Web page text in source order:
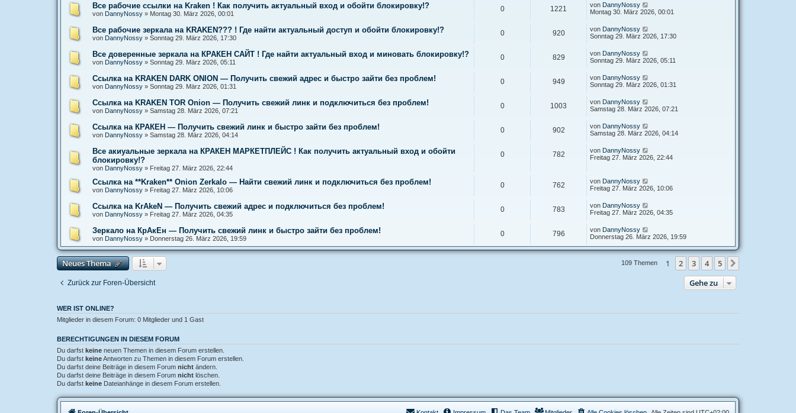
Все рабочие ссылки на Kraken ! Как получить актуальный вход и обойти блокировку!?
von DannyNossy » Montag 30. März 2026, 00:01
0 1221 von DannyNossy
Montag 30. März 2026, 00:01
Все рабочие зеркала на KRAKEN??? ! Где найти актуальный доступ и обойти блокировку!?
von DannyNossy » Sonntag 29. März 2026, 17:30
0 920 von DannyNossy
Sonntag 29. März 2026, 17:30
Все доверенные зеркала на КРАКЕН САЙТ ! Где найти актуальный вход и миновать блокировку!?
von DannyNossy » Sonntag 29. März 2026, 05:11
0 829 von DannyNossy
Sonntag 29. März 2026, 05:11
Ссылка на KRAKEN DARK ONION — Получить свежий адрес и быстро зайти без проблем!
von DannyNossy » Sonntag 29. März 2026, 01:31
0 949 von DannyNossy
Sonntag 29. März 2026, 01:31
Ссылка на KRAKEN TOR Onion — Получить свежий линк и подключиться без проблем!
von DannyNossy » Samstag 28. März 2026, 07:21
0 1003 von DannyNossy
Samstag 28. März 2026, 07:21
Ссылка на КРАКЕН — Получить свежий линк и быстро зайти без проблем!
von DannyNossy » Samstag 28. März 2026, 04:14
0 902 von DannyNossy
Samstag 28. März 2026, 04:14
Все акиуальные зеркала на КРАКЕН МАРКЕТПЛЕЙС ! Как получить актуальный вход и обойти
блокировку!?
von DannyNossy » Freitag 27. März 2026, 22:44
0 782 von DannyNossy
Freitag 27. März 2026, 22:44
Ссылка на **Kraken** Onion Zerkalo — Найти свежий линк и подключиться без проблем!
von DannyNossy » Freitag 27. März 2026, 10:06
0 762 von DannyNossy
Freitag 27. März 2026, 10:06
Ссылка на KrAkeN — Получить свежий адрес и подключиться без проблем!
von DannyNossy » Freitag 27. März 2026, 04:35
0 783 von DannyNossy
Freitag 27. März 2026, 04:35
Зеркало на КрАкЕн — Получить свежий линк и быстро зайти без проблем!
von DannyNossy » Donnerstag 26. März 2026, 19:59
0 796 von DannyNossy
Donnerstag 26. März 2026, 19:59
Neues Thema 109 Themen 1 2 3 4 5
Zurück zur Foren-Übersicht Gehe zu
WER IST ONLINE?
Mitglieder in diesem Forum: 0 Mitglieder und 1 Gast
BERECHTIGUNGEN IN DIESEM FORUM
Du darfst keine neuen Themen in diesem Forum erstellen.
Du darfst keineAntworten zu Themen in diesem Forum erstellen.
Du darfst deine Beiträge in diesem Forum nicht ändern.
Du darfst deine Beiträge in diesem Forum nicht löschen.
Du darfst keine Dateianhänge in diesem Forum erstellen.